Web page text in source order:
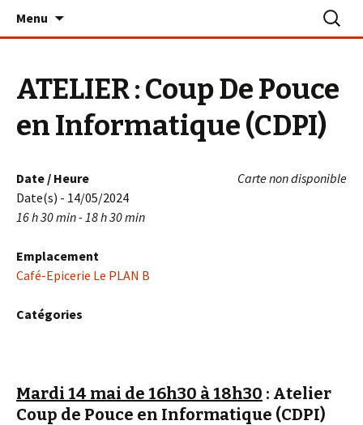
Le PLAN B – La Turballe
Menu
ATELIER : Coup De Pouce
en Informatique (CDPI)
Carte non disponible
Date / Heure
Date(s) - 14/05/2024
16 h 30 min - 18 h 30 min
Emplacement
Café-Epicerie Le PLAN B
Catégories
Mardi 14 mai de 16h30 à 18h30 : Atelier
Coup de Pouce en Informatique (CDPI)